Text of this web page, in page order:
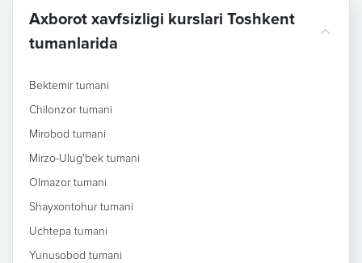
Axborot xavfsizligi kurslari Toshkent
tumanlarida
Bektemir tumani
Chilonzor tumani
Mirobod tumani
Mirzo-Ulug'bek tumani
Olmazor tumani
Shayxontohur tumani
Uchtepa tumani
Yunusobod tumani